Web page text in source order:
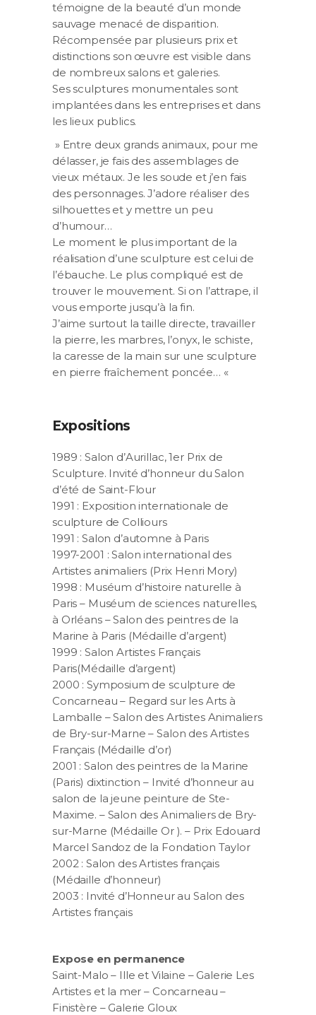
témoigne de la beauté d’un monde
sauvage menacé de disparition.
Récompensée par plusieurs prix et
distinctions son œuvre est visible dans
de nombreux salons et galeries.
Ses sculptures monumentales sont
implantées dans les entreprises et dans
les lieux publics.
» Entre deux grands animaux, pour me
délasser, je fais des assemblages de
vieux métaux. Je les soude et j’en fais
des personnages. J’adore réaliser des
silhouettes et y mettre un peu
d’humour…
Le moment le plus important de la
réalisation d’une sculpture est celui de
l’ébauche. Le plus compliqué est de
trouver le mouvement. Si on l’attrape, il
vous emporte jusqu’à la fin.
J’aime surtout la taille directe, travailler
la pierre, les marbres, l’onyx, le schiste,
la caresse de la main sur une sculpture
en pierre fraîchement poncée… «
Expositions
1989 : Salon d’Aurillac, 1er Prix de
Sculpture. Invité d’honneur du Salon
d’été de Saint-Flour
1991 : Exposition internationale de
sculpture de Colliours
1991 : Salon d’automne à Paris
1997-2001 : Salon international des
Artistes animaliers (Prix Henri Mory)
1998 : Muséum d’histoire naturelle à
Paris – Muséum de sciences naturelles,
à Orléans – Salon des peintres de la
Marine à Paris (Médaille d’argent)
1999 : Salon Artistes Français
Paris(Médaille d’argent)
2000 : Symposium de sculpture de
Concarneau – Regard sur les Arts à
Lamballe – Salon des Artistes Animaliers
de Bry-sur-Marne – Salon des Artistes
Français (Médaille d’or)
2001 : Salon des peintres de la Marine
(Paris) dixtinction – Invité d’honneur au
salon de la jeune peinture de Ste-
Maxime. – Salon des Animaliers de Bry-
sur-Marne (Médaille Or ). – Prix Edouard
Marcel Sandoz de la Fondation Taylor
2002 : Salon des Artistes français
(Médaille d’honneur)
2003 : Invité d’Honneur au Salon des
Artistes français
Expose en permanence
Saint-Malo – Ille et Vilaine – Galerie Les
Artistes et la mer – Concarneau –
Finistère – Galerie Gloux